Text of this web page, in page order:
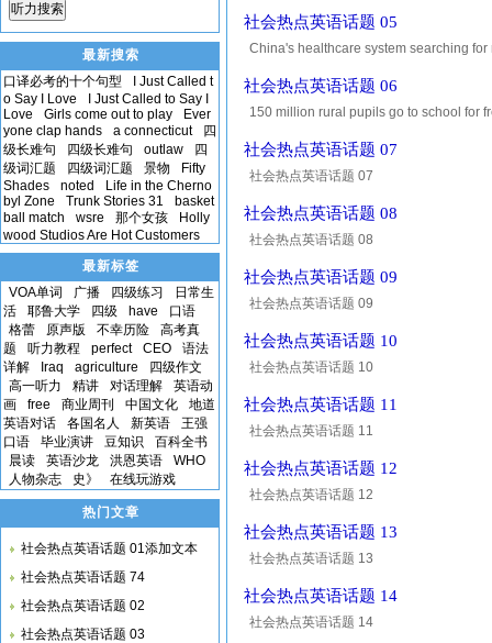
社会热点英语话题 05
China's healthcare system searching
Minist
社会热点英语话题 06
150 million rural pupils go to school for
社会热点英语话题 07
社会热点英语话题 07
社会热点英语话题 08
社会热点英语话题 08
社会热点英语话题 09
社会热点英语话题 09
社会热点英语话题 10
社会热点英语话题 10
社会热点英语话题 11
社会热点英语话题 11
社会热点英语话题 12
社会热点英语话题 12
社会热点英语话题 13
社会热点英语话题 13
社会热点英语话题 14
社会热点英语话题 14
听力搜索
最新搜索
口译必考的十个句型
I Just Called t
o Say I Love
I Just Called to Say I
Love
Girls come out to play
Ever
yone clap hands
a connecticut
四
级长难句
四级长难句 outlaw
四
级词汇题
四级词汇题 景物
Fifty
Shades
noted
Life in the Cherno
byl Zone
Trunk Stories 31
basket
ball match
wsre 那个女孩
Holly
wood Studios Are Hot Customers
最新标签
VOA单词
广播 四级练习
日常生
活
耶鲁大学 四级 have
口语
格蕾
原声版 不幸历险
高考真
题
听力教程 perfect CEO
语法
详解
Iraq agriculture
四级作文
高一听力
精讲 对话理解
英语动
画
free 商业周刊 中国文化
地道
英语对话
各国名人 新英语
王强
口语
毕业演讲 豆知识
百科全书
晨读
英语沙龙 洪恩英语
WHO
人物杂志
史》 在线玩游戏
热门文章
社会热点英语话题 01添加文本
社会热点英语话题 74
社会热点英语话题 02
社会热点英语话题 03